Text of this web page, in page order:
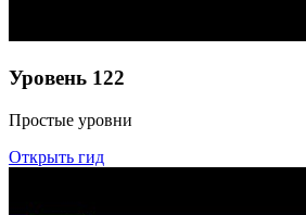
Уровень 122
Простые уровни
Открыть гид